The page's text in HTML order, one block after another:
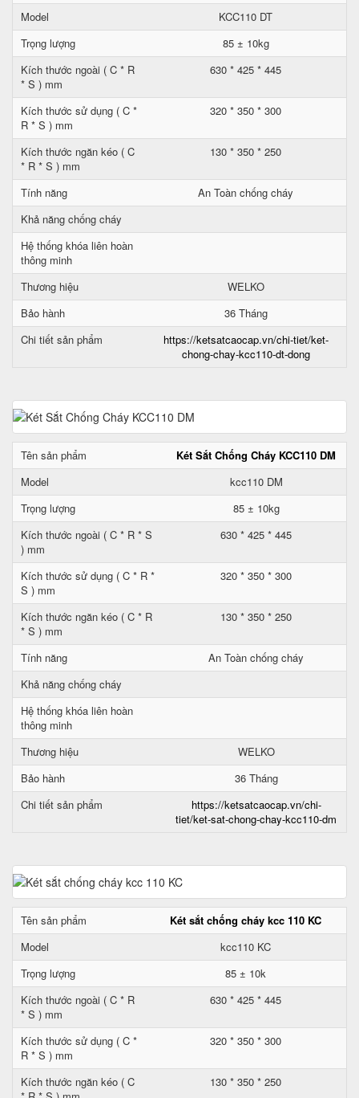
Model
KCC110 DT
Trọng lượng
85 ± 10kg
Kích thước ngoài ( C * R
* S ) mm
630 * 425 * 445
Kích thước sử dụng ( C *
R * S ) mm
320 * 350 * 300
Kích thước ngăn kéo ( C
* R * S ) mm
130 * 350 * 250
Tính năng
An Toàn chống cháy
Khả năng chống cháy
Hệ thống khóa liên hoàn
thông minh
Thương hiệu
WELKO
Bảo hành
36 Tháng
Chi tiết sản phẩm
https://ketsatcaocap.vn/chi-tiet/ket-
chong-chay-kcc110-dt-dong
Tên sản phẩm
Két Sắt Chống Cháy KCC110 DM
Model
kcc110 DM
Trọng lượng
85 ± 10kg
Kích thước ngoài ( C * R * S
) mm
630 * 425 * 445
Kích thước sử dụng ( C * R *
S ) mm
320 * 350 * 300
Kích thước ngăn kéo ( C * R
* S ) mm
130 * 350 * 250
Tính năng
An Toàn chống cháy
Khả năng chống cháy
Hệ thống khóa liên hoàn
thông minh
Thương hiệu
WELKO
Bảo hành
36 Tháng
Chi tiết sản phẩm
https://ketsatcaocap.vn/chi-
tiet/ket-sat-chong-chay-kcc110-dm
Tên sản phẩm
Két sắt chống cháy kcc 110 KC
Model
kcc110 KC
Trọng lượng
85 ± 10k
Kích thước ngoài ( C * R
* S ) mm
630 * 425 * 445
Kích thước sử dụng ( C *
R * S ) mm
320 * 350 * 300
Kích thước ngăn kéo ( C
130 * 350 * 250